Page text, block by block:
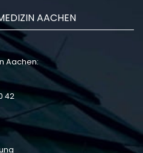
AACHEN
Aachen:
42